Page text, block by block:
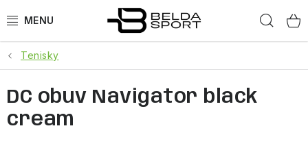
na
ŠPORTY
BEH
Tenisky
DC obuv Navigator black
cream